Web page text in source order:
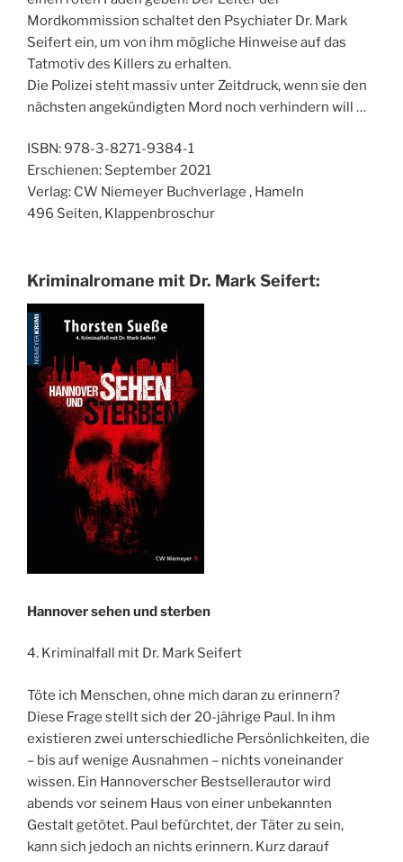
Mordkommission schaltet den Psychiater Dr. Mark
Seifert ein, um von ihm mögliche Hinweise auf das
Tatmotiv des Killers zu erhalten.
Die Polizei steht massiv unter Zeitdruck, wenn sie den
nächsten angekündigten Mord noch verhindern will …
ISBN: 978-3-8271-9384-1
Erschienen: September 2021
Verlag: CW Niemeyer Buchverlage , Hameln
496 Seiten, Klappenbroschur
Kriminalromane mit Dr. Mark Seifert:
Hannover sehen und sterben
4. Kriminalfall mit Dr. Mark Seifert
Töte ich Menschen, ohne mich daran zu erinnern?
Diese Frage stellt sich der 20-jährige Paul. In ihm
existieren zwei unterschiedliche Persönlichkeiten, die
– bis auf wenige Ausnahmen – nichts voneinander
wissen. Ein Hannoverscher Bestsellerautor wird
abends vor seinem Haus von einer unbekannten
Gestalt getötet. Paul befürchtet, der Täter zu sein,
kann sich jedoch an nichts erinnern. Kurz darauf